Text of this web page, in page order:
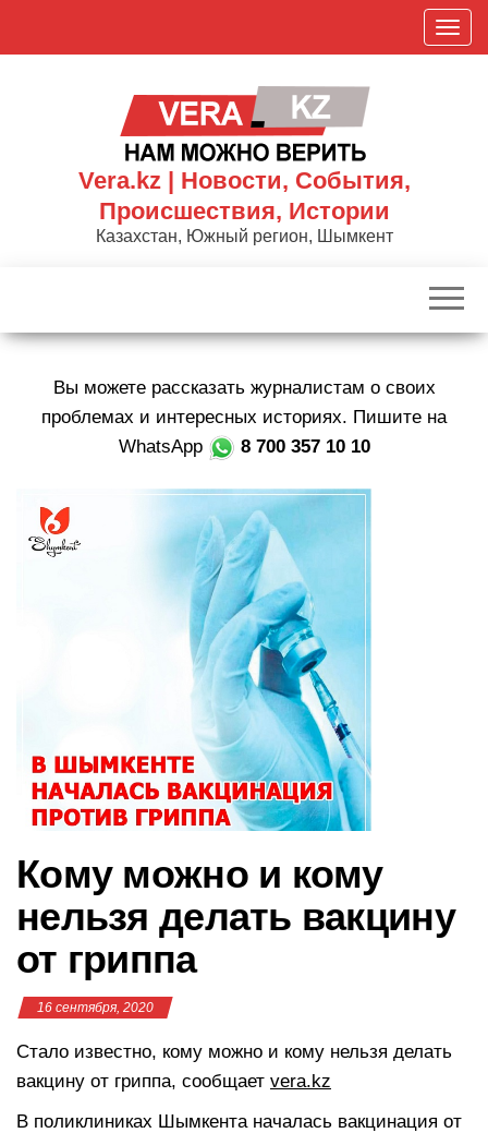
П
о
к
р
Vera.kz | Новости, События,
Происшествия, Истории
Казахстан, Южный регион, Шымкент
Вы можете рассказать журналистам о своих
проблемах и интересных историях. Пишите на
WhatsApp
8 700 357 10 10
Кому можно и кому
нельзя делать вакцину
от гриппа
16 сентября, 2020
Стало известно, кому можно и кому нельзя делать
вакцину от гриппа, сообщает vera.kz
В поликлиниках Шымкента началась вакцинация от